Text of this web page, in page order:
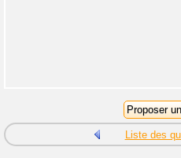
Liste des